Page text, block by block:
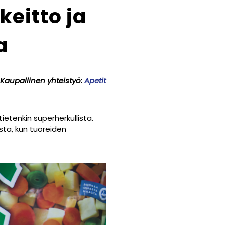
ja
Kaupallinen yhteistyö:Apetit
superherkullista.
kun tuoreiden